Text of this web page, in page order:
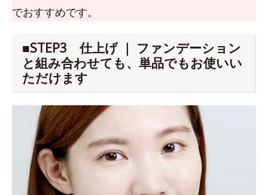
でおすすめです。
■STEP3 仕上げ ｜ ファンデーション
と組み合わせても、単品でもお使いい
ただけます